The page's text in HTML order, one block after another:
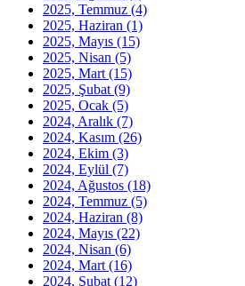
2025, Temmuz (4)
2025, Haziran (1)
2025, Mayıs (15)
2025, Nisan (5)
2025, Mart (15)
2025, Şubat (9)
2025, Ocak (5)
2024, Aralık (7)
2024, Kasım (26)
2024, Ekim (3)
2024, Eylül (7)
2024, Ağustos (18)
2024, Temmuz (5)
2024, Haziran (8)
2024, Mayıs (22)
2024, Nisan (6)
2024, Mart (16)
2024, Şubat (12)